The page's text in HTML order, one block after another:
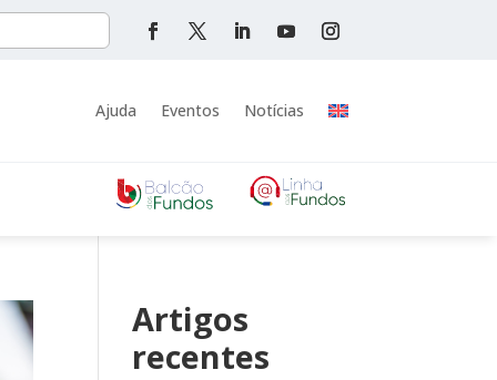
Ajuda Eventos Notícias
Artigos
recentes